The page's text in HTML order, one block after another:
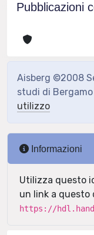
Pubblicazioni
Aisberg ©2008
studi di Bergamo |
utilizzo
Informazioni
Utilizza questo
un link a questo
https://